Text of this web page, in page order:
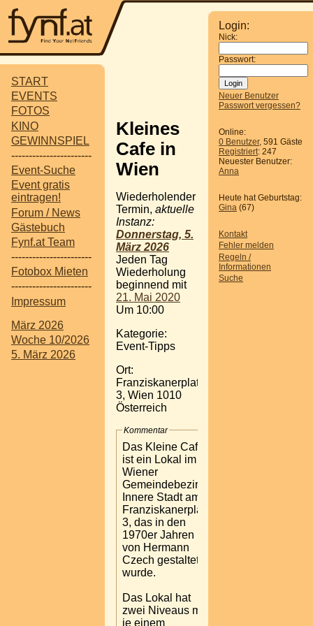
START
EVENTS
FOTOS
KINO
GEWINNSPIEL
-----------------------
Event-Suche
Event gratis
eintragen!
Forum / News
Gästebuch
Fynf.at Team
-----------------------
Fotobox Mieten
-----------------------
Impressum
März 2026
Woche 10/2026
5. März 2026
Login:
Nick:
Passwort:
Neuer Benutzer
Passwort vergessen?
Online:
0 Benutzer, 591 Gäste
Registriert: 247
Neuester Benutzer:
Anna
Heute hat Geburtstag:
Gina (67)
Kontakt
Fehler melden
Regeln /
Informationen
Suche
Kleines
Cafe in
Wien
Wiederholender
Termin, aktuelle
Instanz:
Donnerstag, 5.
März 2026
Jeden Tag
Wiederholung
beginnend mit
21. Mai 2020
Um 10:00
Kategorie:
Event-Tipps
Ort:
Franziskanerplatz
3, Wien 1010
Österreich
Kommentar
Das Kleine Café
ist ein Lokal im 1.
Wiener
Gemeindebezirk
Innere Stadt am
Franziskanerplatz
3, das in den
1970er Jahren
von Hermann
Czech gestaltet
wurde.
Das Lokal hat
zwei Niveaus mit
je einem